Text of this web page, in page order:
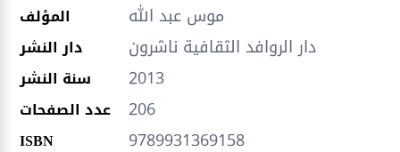
المؤلف موس عبد الله
دار النشر دار الروافد الثقافية ناشرون
سنة النشر 2013
عدد الصفحات 206
ISBN 9789931369158